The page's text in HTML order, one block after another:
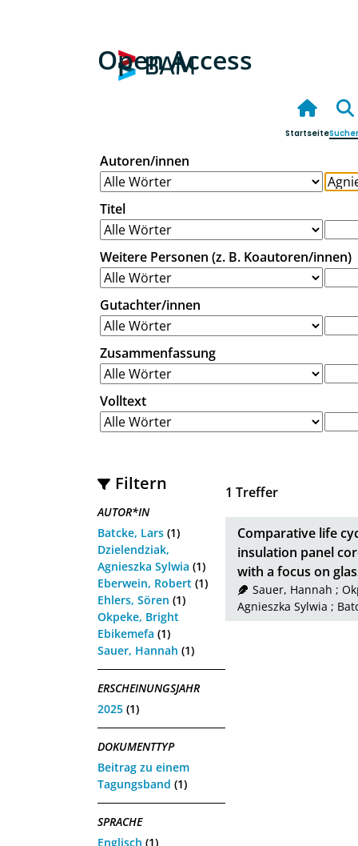
Open Access
Startseite
Autoren/innen
Titel
Weitere Personen (z. B. Koautoren/innen)
Gutachter/innen
Zusammenfassung
Volltext
Filtern
AUTOR*IN
Batcke, Lars (1)
Dzielendziak,
Agnieszka Sylwia (1)
Eberwein, Robert (1)
Ehlers, Sören (1)
Okpeke, Bright
Ebikemefa (1)
Sauer, Hannah (1)
ERSCHEINUNGSJAHR
2025 (1)
DOKUMENTTYP
Beitrag zu einem
Tagungsband (1)
SPRACHE
Englisch (1)
1 Treffer
Comparative life
insulation panel
with a focus on
Sauer, Hannah ;
Agnieszka Sylwia ;